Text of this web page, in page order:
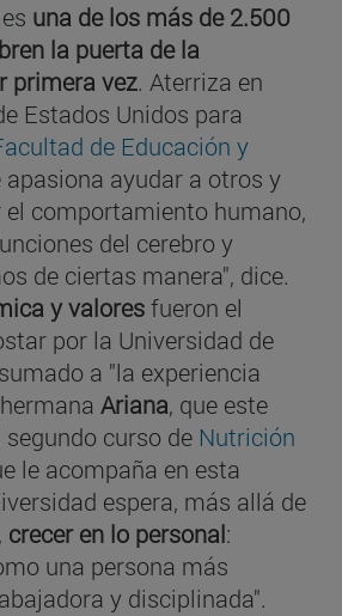
una de los más de 2.500
la puerta de la
primera vez. Aterriza en
Estados Unidos para
de Educación y
apasiona ayudar a otros y
el comportamiento humano,
del cerebro y
de ciertas manera", dice.
y valoresfueron el
por la Universidad de
a "la experiencia
Ariana, que este
curso de Nutrición
le acompaña en esta
espera, más allá de
crecer en lo personal:
una persona más
y disciplinada".